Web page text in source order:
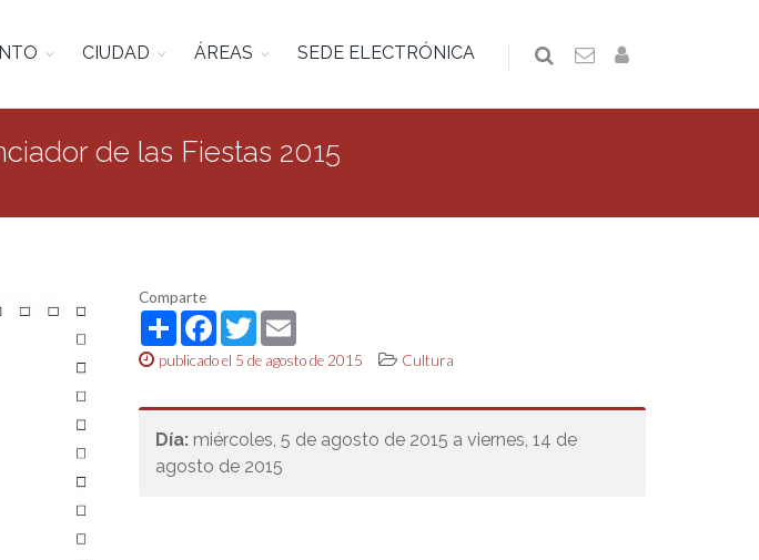
CIUDAD ÁREAS SEDE ELECTRÓNICA
de las Fiestas 2015
Comparte
ShareFacebook
TwitterEmail
publicado el 5 de agosto de 2015 Cultura
Día: miércoles, 5 de agosto de 2015 a viernes, 14 de
agosto de 2015